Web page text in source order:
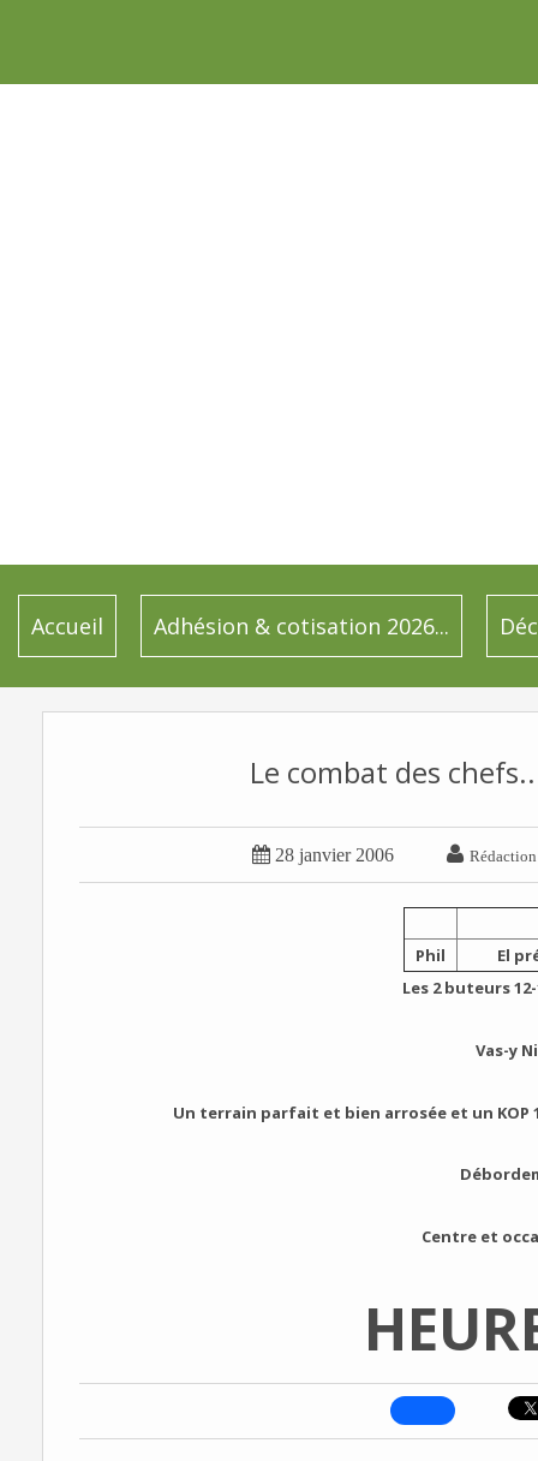
Accueil Adhésion & cotisation 2026...
Le combat des
 28 janvier 2006 
Phil
El
Les 2 buteurs
Vas-y
Un terrain parfait et bien arrosée et un KOP
Centre et